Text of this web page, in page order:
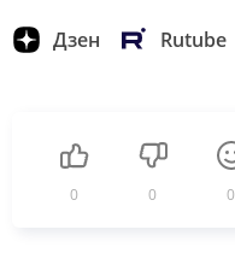
Дзен Rutube
0 0 0